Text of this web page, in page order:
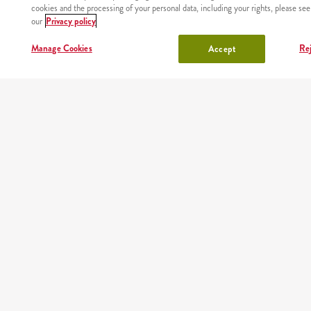
cookies and the processing of your personal data, including your rights, please see
our Privacy policy
Manage Cookies Accept